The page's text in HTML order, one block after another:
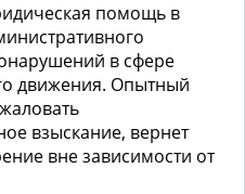
помощь в
в сфере
движения. Опытный
взыскание, вернет
вне зависимости от